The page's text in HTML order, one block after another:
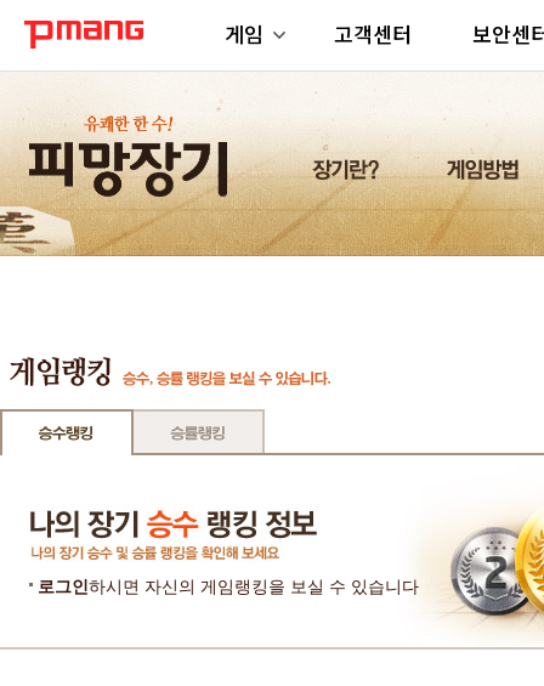
게임 고객센터 보안센
로그인하시면 자신의 게임랭킹을 보실 수 있습니다